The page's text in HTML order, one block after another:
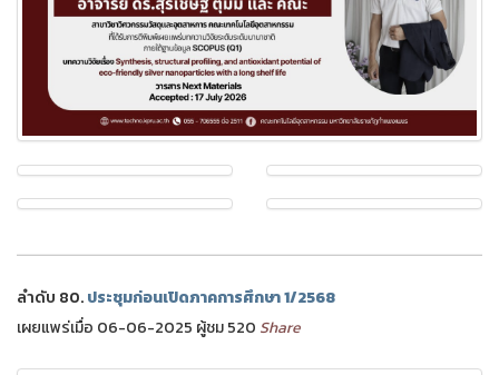
ลำดับ 80.ประชุมก่อนเปิดภาคการศึกษา 1/2568
เผยแพร่เมื่อ 06-06-2025 ผู้ชม 520 Share